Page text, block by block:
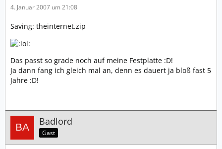
4. Januar 2007 um 21:08
Saving: theinternet.zip
Das passt so grade noch auf meine Festplatte :D!
Ja dann fang ich gleich mal an, denn es dauert ja bloß fast 5
Jahre :D!
Badlord
Gast